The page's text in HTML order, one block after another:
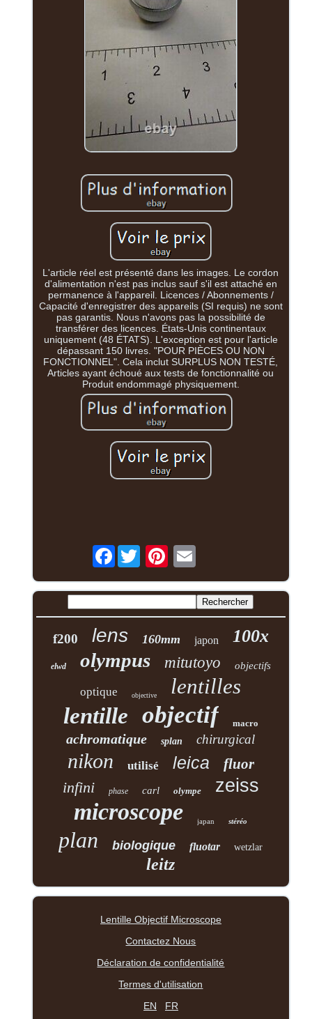
L'article réel est présenté dans les images. Le cordon
d'alimentation n'est pas inclus sauf s'il est attaché en
permanence à l'appareil. Licences / Abonnements /
Capacité d'enregistrer des appareils (SI requis) ne sont
pas garantis. Nous n'avons pas la possibilité de
transférer des licences. États-Unis continentaux
uniquement (48 ÉTATS). L'exception est pour l'article
dépassant 150 livres. "POUR PIÈCES OU NON
FONCTIONNEL". Cela inclut SURPLUS NON TESTÉ,
Articles ayant échoué aux tests de fonctionnalité ou
Produit endommagé physiquement.
Facebook
f200 lens 160mm japon 100x
elwd olympus mitutoyo objectifs
optique objective lentilles
lentille objectif macro
achromatique splan chirurgical
nikon utilisé leica fluor
infini phase carl olympe zeiss
microscope japan stéréo
plan biologique fluotar wetzlar
leitz
Lentille Objectif Microscope
Contactez Nous
Déclaration de confidentialité
Termes d'utilisation
EN
FR